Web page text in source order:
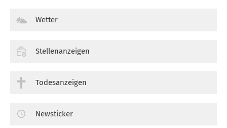
Wetter
Stellenanzeigen
Todesanzeigen
Newsticker